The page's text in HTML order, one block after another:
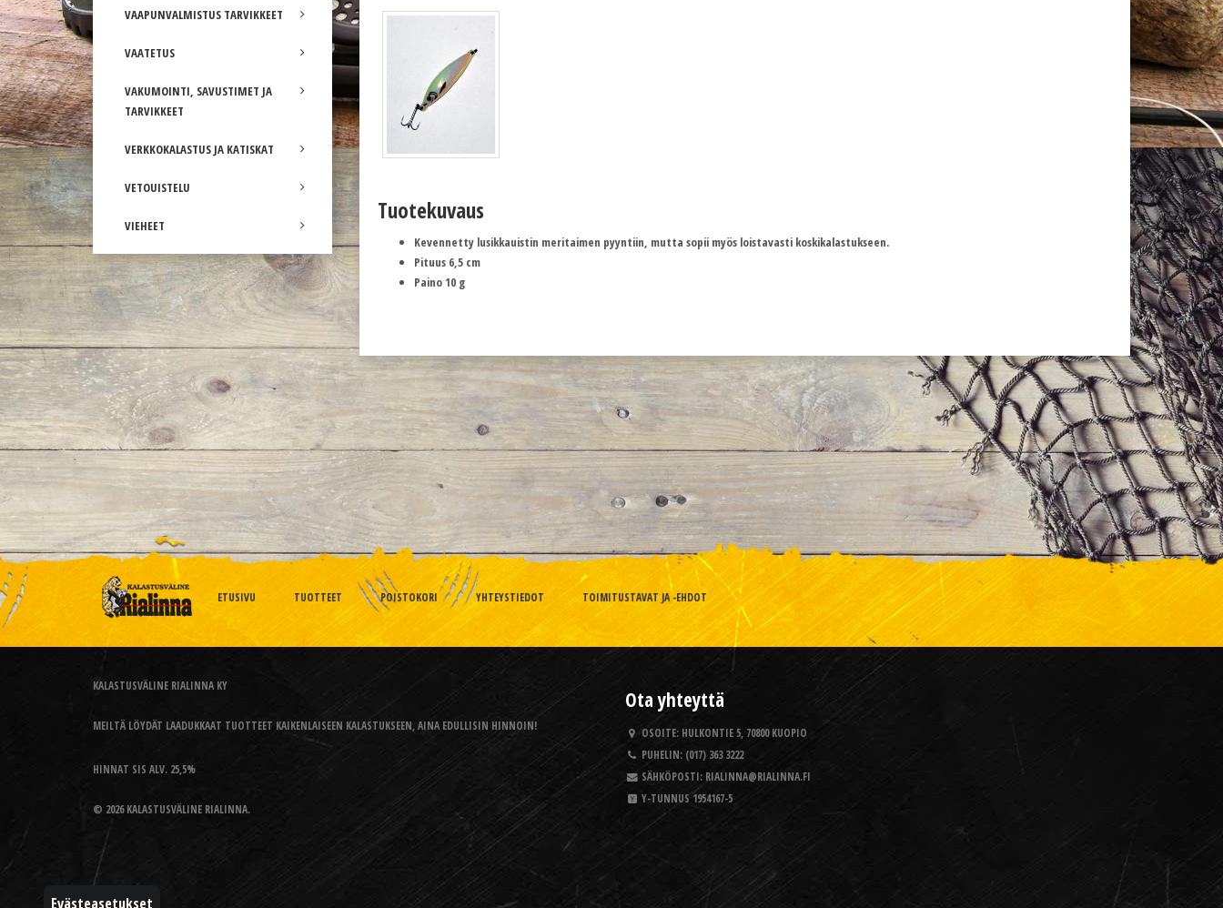
VAAPUNVALMISTUS TARVIKKEET
VAATETUS
VAKUMOINTI, SAVUSTIMET JA
TARVIKKEET
VERKKOKALASTUS JA KATISKAT
VETOUISTELU
VIEHEET
Tuotekuvaus
Kevennetty lusikkauistin meritaimen pyyntiin, mutta sopii myös loistavasti koskikalastukseen.
Pituus 6,5 cm
Paino 10 g
ETUSIVU TUOTTEET POISTOKORI YHTEYSTIEDOT TOIMITUSTAVAT JA -EHDOT
KALASTUSVÄLINE RIALINNA KY
MEILTÄ LÖYDÄT LAADUKKAAT TUOTTEET KAIKENLAISEEN KALASTUKSEEN, AINA EDULLISIN HINNOIN!
HINNAT SIS ALV. 25,5%
© 2026 KALASTUSVÄLINE RIALINNA.
Ota yhteyttä
OSOITE: HULKONTIE 5, 70800 KUOPIO
PUHELIN: (017) 363 3222
SÄHKÖPOSTI: RIALINNA@RIALINNA.FI
Y-TUNNUS1954167-5
Evästeasetukset